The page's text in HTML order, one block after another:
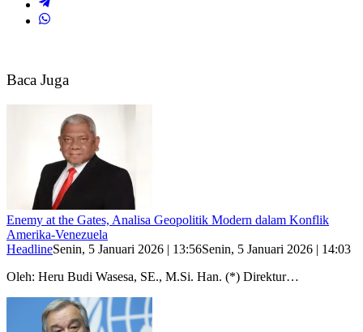
Baca Juga
Enemy at the Gates, Analisa Geopolitik Modern dalam Konflik
Amerika-Venezuela
HeadlineSenin, 5 Januari 2026 | 13:56Senin, 5 Januari 2026 | 14:03
Oleh: Heru Budi Wasesa, SE., M.Si. Han. (*) Direktur…